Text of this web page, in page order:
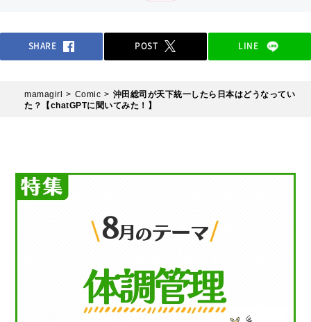
SHARE POST LINE
mamagirl Comic
沖田総司が天下統一したら日本はどうなってい
た？【chatGPTに聞いてみた！】